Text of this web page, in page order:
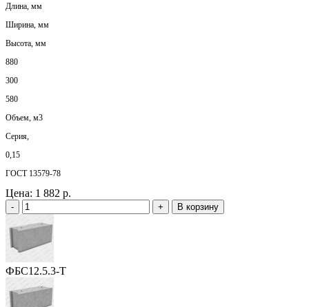
Длина, мм
Ширина, мм
Высота, мм
880
300
580
Объем, м3
Серия,
0,15
ГОСТ 13579-78
Цена: 1 882 р.
- + В корзину
ФБС12.5.3-Т